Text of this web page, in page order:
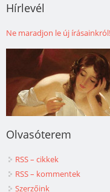
Hírlevél
Ne maradjon le új
Olvasóterem
RSS – cikkek
RSS – kommentek
Szerzőink